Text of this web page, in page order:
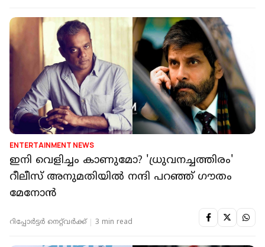
ENTERTAINMENT NEWS
ഇനി വെളിച്ചം കാണുമോ? 'ധ്രുവനച്ചത്തിരം'
റീലീസ് അനുമതിയിൽ നന്ദി പറഞ്ഞ് ഗൗതം
മേനോൻ
റിപ്പോർട്ടർ നെറ്റ്‌വര്‍ക്ക്‌ 3 min read